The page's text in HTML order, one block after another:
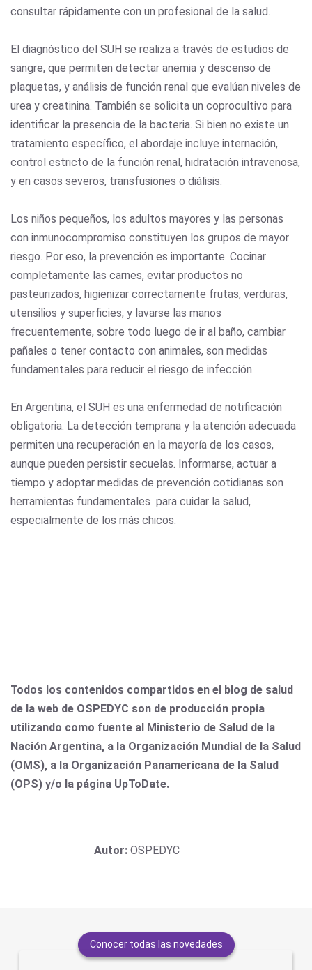
consultar rápidamente con un profesional de la salud.
El diagnóstico del SUH se realiza a través de estudios de
sangre, que permiten detectar anemia y descenso de
plaquetas, y análisis de función renal que evalúan niveles de
urea y creatinina. También se solicita un coprocultivo para
identificar la presencia de la bacteria. Si bien no existe un
tratamiento específico, el abordaje incluye internación,
control estricto de la función renal, hidratación intravenosa,
y en casos severos, transfusiones o diálisis.
Los niños pequeños, los adultos mayores y las personas
con inmunocompromiso constituyen los grupos de mayor
riesgo. Por eso, la prevención es importante. Cocinar
completamente las carnes, evitar productos no
pasteurizados, higienizar correctamente frutas, verduras,
utensilios y superficies, y lavarse las manos
frecuentemente, sobre todo luego de ir al baño, cambiar
pañales o tener contacto con animales, son medidas
fundamentales para reducir el riesgo de infección.
En Argentina, el SUH es una enfermedad de notificación
obligatoria. La detección temprana y la atención adecuada
permiten una recuperación en la mayoría de los casos,
aunque pueden persistir secuelas. Informarse, actuar a
tiempo y adoptar medidas de prevención cotidianas son
herramientas fundamentales para cuidar la salud,
especialmente de los más chicos.
Todos los contenidos compartidos en el blog de salud
de la web de OSPEDYC son de producción propia
utilizando como fuente al Ministerio de Salud de la
Nación Argentina, a la Organización Mundial de la Salud
(OMS), a la Organización Panamericana de la Salud
(OPS) y/o la página UpToDate.
Autor: OSPEDYC
Conocer todas las novedades